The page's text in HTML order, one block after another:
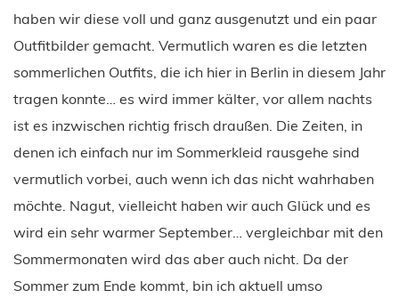
haben wir diese voll und ganz ausgenutzt und ein paar
Outfitbilder gemacht. Vermutlich waren es die letzten
sommerlichen Outfits, die ich hier in Berlin in diesem Jahr
tragen konnte… es wird immer kälter, vor allem nachts
ist es inzwischen richtig frisch draußen. Die Zeiten, in
denen ich einfach nur im Sommerkleid rausgehe sind
vermutlich vorbei, auch wenn ich das nicht wahrhaben
möchte. Nagut, vielleicht haben wir auch Glück und es
wird ein sehr warmer September… vergleichbar mit den
Sommermonaten wird das aber auch nicht. Da der
Sommer zum Ende kommt, bin ich aktuell umso